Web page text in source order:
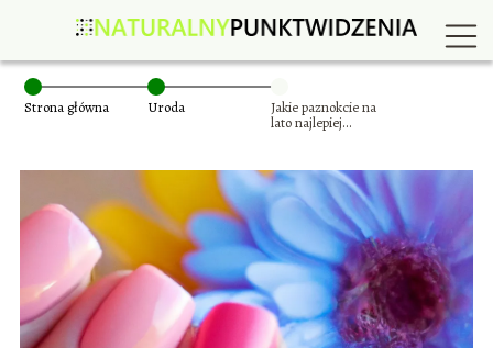
Strona główna Uroda
Jakie paznokcie na
lato najlepiej